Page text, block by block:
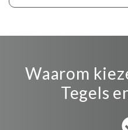
Waarom
Tegels